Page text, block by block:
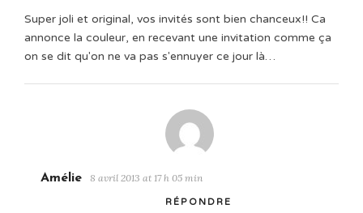
Super joli et original, vos invités sont bien chanceux!! Ca
annonce la couleur, en recevant une invitation comme ça
on se dit qu'on ne va pas s'ennuyer ce jour là…
Amélie 8 avril 2013 at 17 h 05 min
RÉPONDRE